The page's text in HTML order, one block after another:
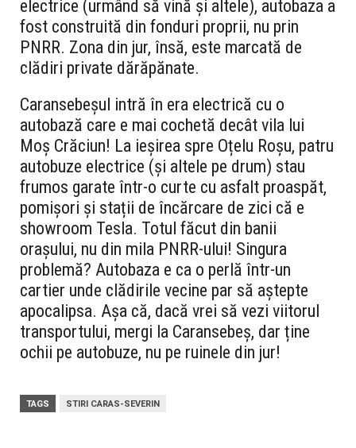
electrice (urmând să vină și altele), autobaza a
fost construită din fonduri proprii, nu prin
PNRR. Zona din jur, însă, este marcată de
clădiri private dărăpănate.
Caransebeșul intră în era electrică cu o
autobază care e mai cochetă decât vila lui
Moș Crăciun! La ieșirea spre Oțelu Roșu, patru
autobuze electrice (și altele pe drum) stau
frumos garate într-o curte cu asfalt proaspăt,
pomișori și stații de încărcare de zici că e
showroom Tesla. Totul făcut din banii
orașului, nu din mila PNRR-ului! Singura
problemă? Autobaza e ca o perlă într-un
cartier unde clădirile vecine par să aștepte
apocalipsa. Așa că, dacă vrei să vezi viitorul
transportului, mergi la Caransebeș, dar ține
ochii pe autobuze, nu pe ruinele din jur!
TAGS STIRI CARAS-SEVERIN